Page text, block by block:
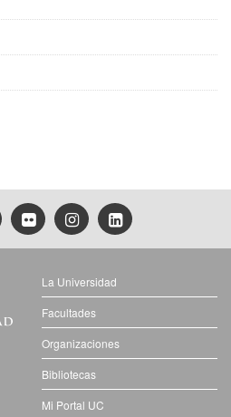
La Universidad
Facultades
Organizaciones
Bibliotecas
Mi Portal UC